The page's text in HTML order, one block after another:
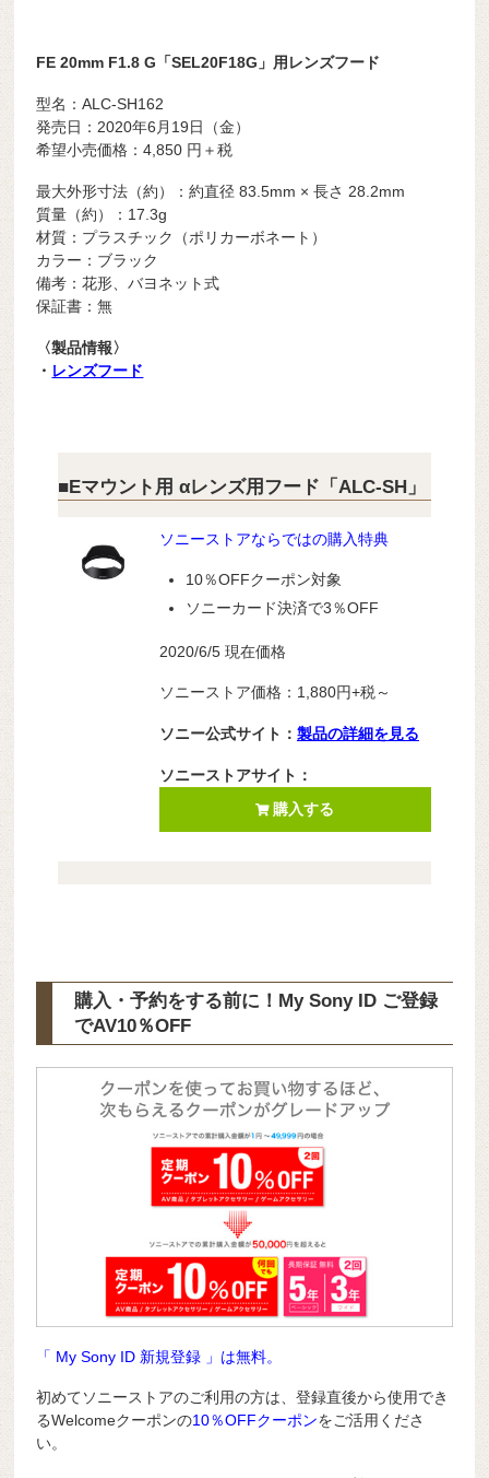
FE 20mm F1.8 G「SEL20F18G」用レンズフード
型名：ALC-SH162
発売日：2020年6月19日（金）
希望小売価格：4,850 円＋税
最大外形寸法（約）：約直径 83.5mm × 長さ 28.2mm
質量（約）：17.3g
材質：プラスチック（ポリカーボネート）
カラー：ブラック
備考：花形、バヨネット式
保証書：無
〈製品情報〉
・ レンズフード
■Eマウント用 αレンズ用フード「ALC-SH」
ソニーストアならではの購入特典
10％OFFクーポン対象
ソニーカード決済で3％OFF
2020/6/5 現在価格
ソニーストア価格：1,880円+税～
ソニー公式サイト： 製品の詳細を見る
ソニーストアサイト：
購入する
購入・予約をする前に！My Sony ID ご登録
でAV10％OFF
「 My Sony ID 新規登録 」は無料。
初めてソニーストアのご利用の方は、登録直後から使用でき
るWelcomeクーポンの10％OFFクーポンをご活用くださ
い。